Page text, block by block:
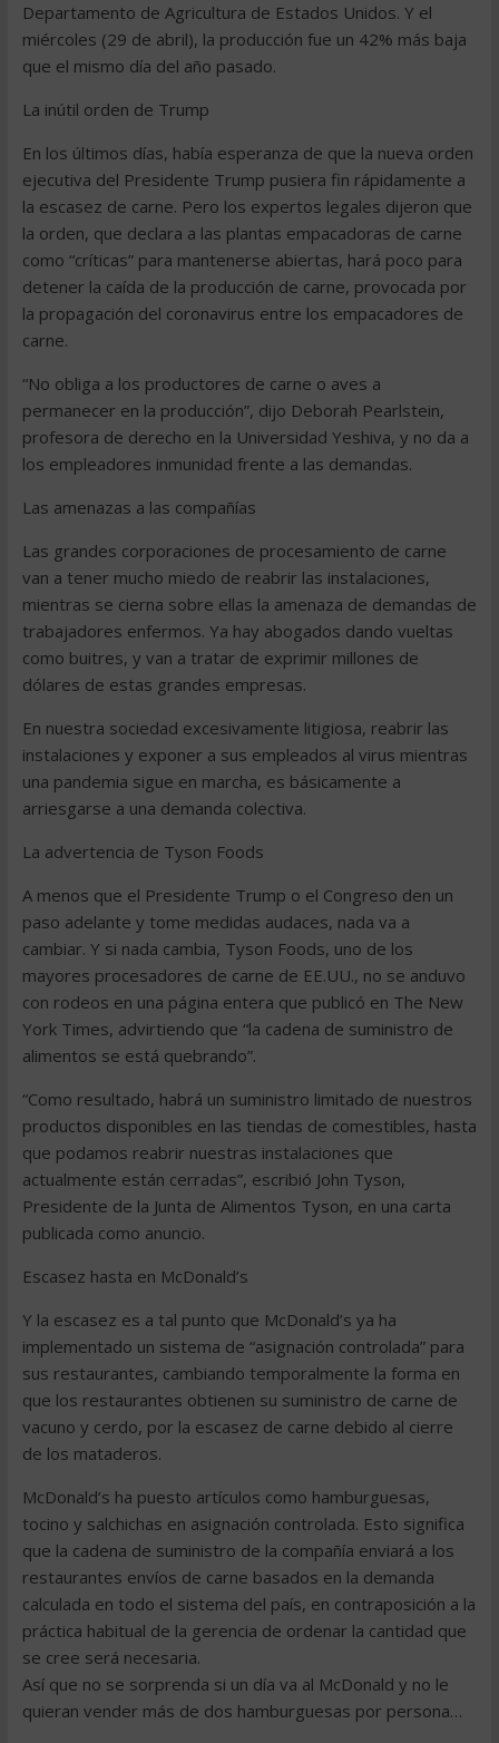
Departamento de Agricultura de Estados Unidos. Y el
miércoles (29 de abril), la producción fue un 42% más baja
que el mismo día del año pasado.
La inútil orden de Trump
En los últimos días, había esperanza de que la nueva orden
ejecutiva del Presidente Trump pusiera fin rápidamente a
la escasez de carne. Pero los expertos legales dijeron que
la orden, que declara a las plantas empacadoras de carne
como “críticas” para mantenerse abiertas, hará poco para
detener la caída de la producción de carne, provocada por
la propagación del coronavirus entre los empacadores de
carne.
“No obliga a los productores de carne o aves a
permanecer en la producción”, dijo Deborah Pearlstein,
profesora de derecho en la Universidad Yeshiva, y no da a
los empleadores inmunidad frente a las demandas.
Las amenazas a las compañías
Las grandes corporaciones de procesamiento de carne
van a tener mucho miedo de reabrir las instalaciones,
mientras se cierna sobre ellas la amenaza de demandas de
trabajadores enfermos. Ya hay abogados dando vueltas
como buitres, y van a tratar de exprimir millones de
dólares de estas grandes empresas.
En nuestra sociedad excesivamente litigiosa, reabrir las
instalaciones y exponer a sus empleados al virus mientras
una pandemia sigue en marcha, es básicamente a
arriesgarse a una demanda colectiva.
La advertencia de Tyson Foods
A menos que el Presidente Trump o el Congreso den un
paso adelante y tome medidas audaces, nada va a
cambiar. Y si nada cambia, Tyson Foods, uno de los
mayores procesadores de carne de EE.UU., no se anduvo
con rodeos en una página entera que publicó en The New
York Times, advirtiendo que “la cadena de suministro de
alimentos se está quebrando”.
“Como resultado, habrá un suministro limitado de nuestros
productos disponibles en las tiendas de comestibles, hasta
que podamos reabrir nuestras instalaciones que
actualmente están cerradas”, escribió John Tyson,
Presidente de la Junta de Alimentos Tyson, en una carta
publicada como anuncio.
Escasez hasta en McDonald’s
Y la escasez es a tal punto que McDonald’s ya ha
implementado un sistema de “asignación controlada” para
sus restaurantes, cambiando temporalmente la forma en
que los restaurantes obtienen su suministro de carne de
vacuno y cerdo, por la escasez de carne debido al cierre
de los mataderos.
McDonald’s ha puesto artículos como hamburguesas,
tocino y salchichas en asignación controlada. Esto significa
que la cadena de suministro de la compañía enviará a los
restaurantes envíos de carne basados en la demanda
calculada en todo el sistema del país, en contraposición a la
práctica habitual de la gerencia de ordenar la cantidad que
se cree será necesaria.
Así que no se sorprenda si un día va al McDonald y no le
quieran vender más de dos hamburguesas por persona…